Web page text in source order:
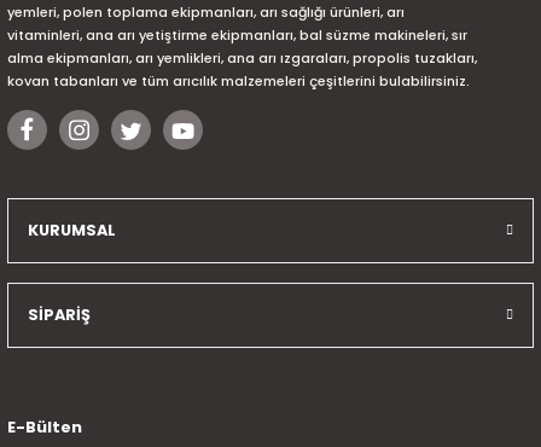
yemleri, polen toplama ekipmanları, arı sağlığı ürünleri, arı
vitaminleri, ana arı yetiştirme ekipmanları, bal süzme makineleri, sır
alma ekipmanları, arı yemlikleri, ana arı ızgaraları, propolis tuzakları,
kovan tabanları ve tüm arıcılık malzemeleri çeşitlerini bulabilirsiniz.
KURUMSAL
SİPARİŞ
E-Bülten